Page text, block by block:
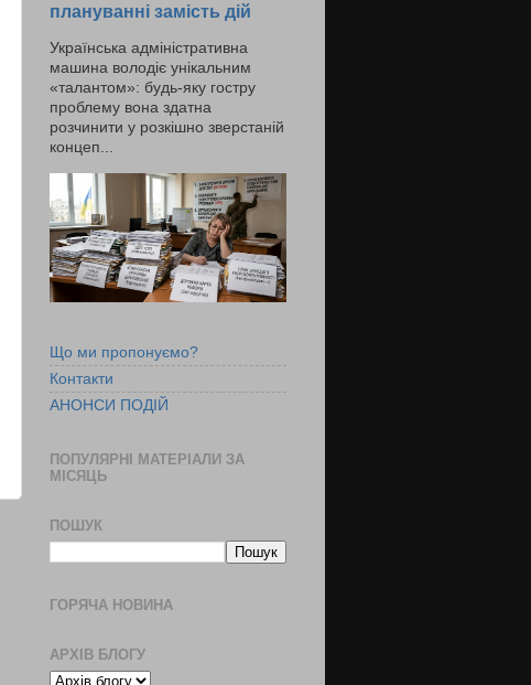
плануванні замість дій
Українська адміністративна
машина володіє унікальним
«талантом»: будь-яку гостру
проблему вона здатна
розчинити у розкішно зверстаній
концеп...
Що ми пропонуємо?
Контакти
АНОНСИ ПОДІЙ
ПОПУЛЯРНІ МАТЕРІАЛИ ЗА
МІСЯЦЬ
ПОШУК
ГОРЯЧА НОВИНА
АРХІВ БЛОГУ